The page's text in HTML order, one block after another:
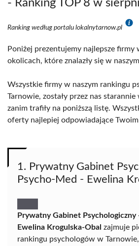
- Ranking TOP 8 w
Ranking według portalu lokalnytarnow.pl
Poniżej prezentujemy najlepsze firmy
okolicach, które znalazły się w
Wszystkie firmy w naszym rankingu
Tarnowie, zostały przez nas
zanim trafiły na poniższą listę.
oferty najlepiej odpowiadające
1. Prywatny Gabinet
Psycho-Med - Ewelina
Prywatny Gabinet
Ewelina Krogulska-Obal zajmuje
rankingu psychologów w